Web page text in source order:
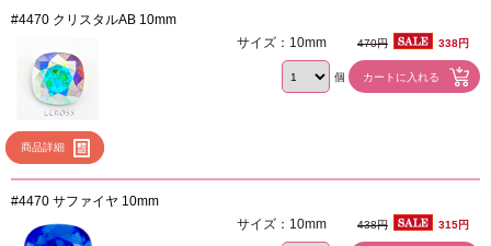
#4470 クリスタルAB 10mm
商品詳細
サイズ：10mm 470円 338円
個
#4470 サファイヤ 10mm
サイズ：10mm 438円 315円